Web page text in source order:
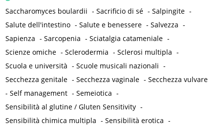
Saccharomyces boulardii -Sacrificio di sé -Salpingite -
Salute dell'intestino -Salute e benessere -Salvezza -
Sapienza -Sarcopenia -Sciatalgia catameniale -
Scienze omiche -Sclerodermia -Sclerosi multipla -
Scuola e università -Scuole musicali nazionali -
Secchezza genitale -Secchezza vaginale -Secchezza vulvare
-Self management -Semeiotica -
Sensibilità al glutine / Gluten Sensitivity -
Sensibilità chimica multipla -Sensibilità erotica -